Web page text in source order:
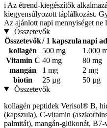
i Az étrend-kiegészítők
kiegyensúlyozott táplálkozást.
Az ajánlott napi mennyiséget ne
Összetevők
Összetevők/ 1 kapszulanapi
kollagén
500 mg
1.000
Vitamin C 40 mg
80 mg
mangán
1 mg
2 mg
biotin
25 µg
50 µg
Összetevők
kollagén peptidek Verisol® B,
(kapszula), C-vitamin
palmitát), mangán-glükonát,